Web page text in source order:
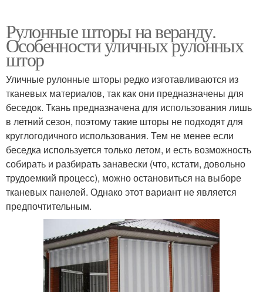
Рулонные шторы на веранду.
Особенности уличных рулонных
штор
Уличные рулонные шторы редко изготавливаются из
тканевых материалов, так как они предназначены для
беседок. Ткань предназначена для использования лишь
в летний сезон, поэтому такие шторы не подходят для
круглогодичного использования. Тем не менее если
беседка используется только летом, и есть возможность
собирать и разбирать занавески (что, кстати, довольно
трудоемкий процесс), можно остановиться на выборе
тканевых панелей. Однако этот вариант не является
предпочтительным.